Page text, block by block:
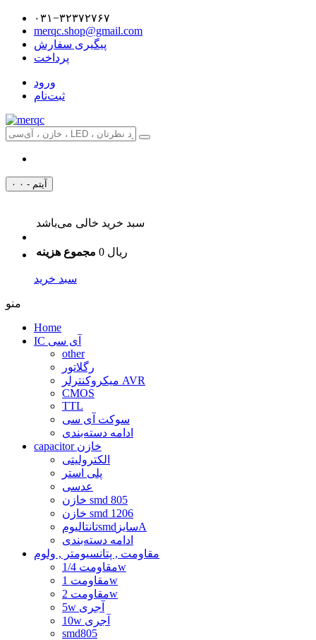
۰۳۱−۳۲۳۷۲۷۶۷
merqc.shop@gmail.com
پیگیری سفارش
پرداخت
ورود
ثبت‌نام
۰ آیتم - ۰
سبد خرید خالی می‌باشد
مجموع هزینه 0 ریال
سبد خرید
منو
Home
IC آی سی
other
رگلاتور
میکروکنترلر AVR
CMOS
TTL
سوکت آی سی
ادامه دسته‌بندی
capacitor خازن
الکترولیتی
پلی استر
عدسی
خازن smd 805
خازن smd 1206
تانتالیومsmdسایزA
ادامه دسته‌بندی
مقاومت , پتانسیومتر , ولوم
مقاومت 1/4w
مقاومت 1w
مقاومت 2w
5w آجری
10w آجری
smd805